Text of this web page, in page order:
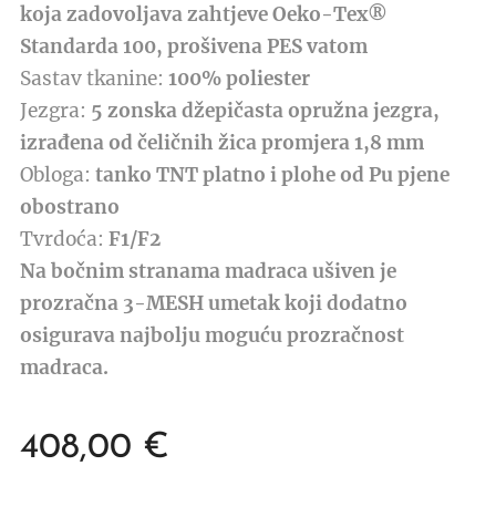
koja zadovoljava zahtjeve Oeko-Tex®
Standarda 100, prošivena PES vatom
Sastav tkanine: 100% poliester
Jezgra: 5 zonska džepičasta opružna jezgra,
izrađena od čeličnih žica promjera 1,8 mm
Obloga: tanko TNT platno i plohe od Pu pjene
obostrano
Tvrdoća: F1/F2
Na bočnim stranama madraca ušiven je
prozračna 3-MESH umetak koji dodatno
osigurava najbolju moguću prozračnost
madraca.
408,00 €